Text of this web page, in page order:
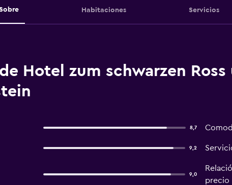
Habitaciones Servicios
Hotel zum schwarzen
8,7
9,2
9,0
precio